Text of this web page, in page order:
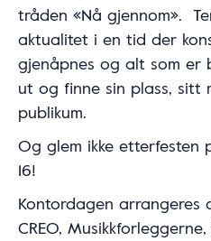
tråden «Nå gjennom».
aktualitet i en tid der
gjenåpnes og alt som er
ut og finne sin plass, sitt
publikum.
Og glem ikke etterfesten
16!
Kontordagen arrangeres
CREO,